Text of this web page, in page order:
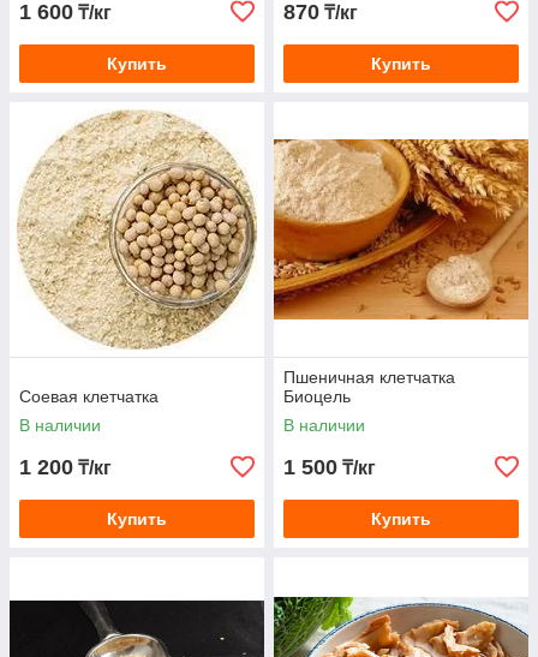
1 600 ₸/кг
Купить
870 ₸/кг
Купить
Соевая клетчатка
В наличии
1 200 ₸/кг
Купить
Пшеничная клетчатка
Биоцель
В наличии
1 500 ₸/кг
Купить